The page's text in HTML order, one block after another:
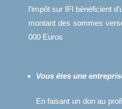
l’impôt sur IFI bénéficient
montant des sommes
000 Euros
Vous êtes une
En faisant un don au